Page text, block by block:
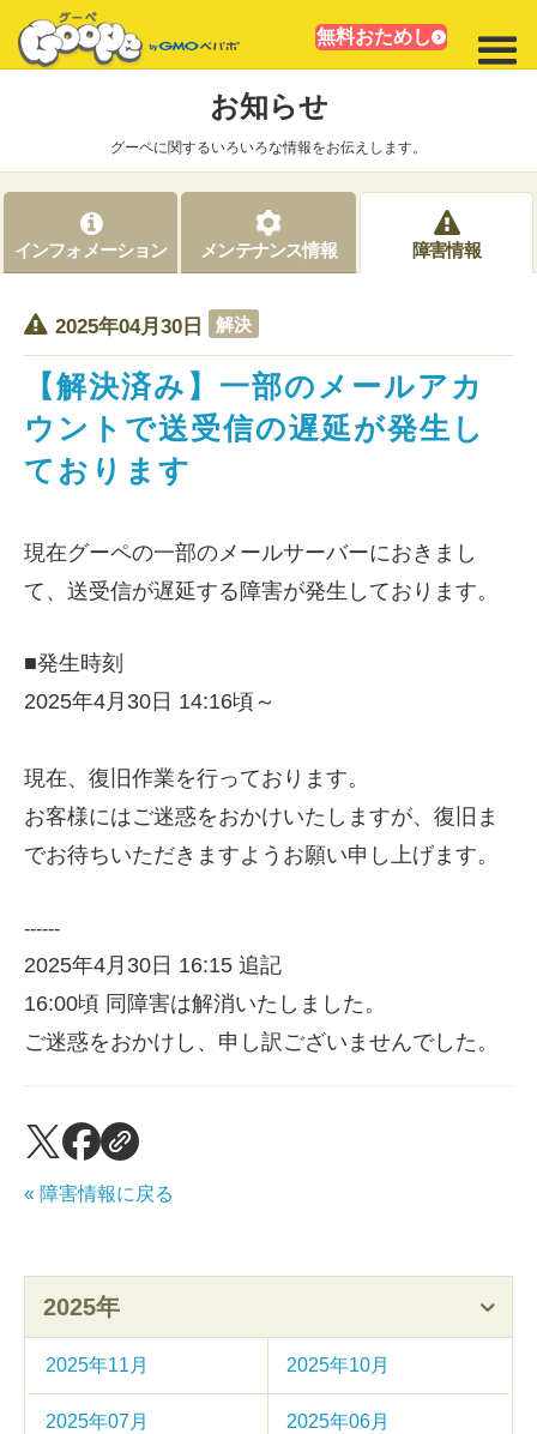
無料おためし
お知らせ
グーペに関するいろいろな情報をお伝えします。
インフォメーション メンテナンス情報 障害情報
2025年04月30日 解決
【解決済み】一部のメールアカ
ウントで送受信の遅延が発生し
ております
現在グーペの一部のメールサーバーにおきまし
て、送受信が遅延する障害が発生しております。
■発生時刻
2025年4月30日 14:16頃～
現在、復旧作業を行っております。
お客様にはご迷惑をおかけいたしますが、復旧ま
でお待ちいただきますようお願い申し上げます。
------
2025年4月30日 16:15 追記
16:00頃 同障害は解消いたしました。
ご迷惑をおかけし、申し訳ございませんでした。
« 障害情報に戻る
2025年
2025年11月 2025年10月
2025年07月 2025年06月